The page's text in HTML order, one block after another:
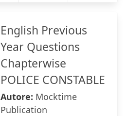
English Previous
Year Questions
Chapterwise
POLICE CONSTABLE
Autore: Mocktime
Publication